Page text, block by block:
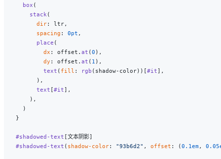
  box
(
    stack
(
      dir
: ltr,
      spacing
: 0pt ,
      place
(
        dx
: offset. at (0 ),
        dy
: offset. at ( 1 ),
        text
( fill : rgb (shadow-color))[#it],
      ),
      text
[#it],
    ),
  )
}
#shadowed-text [文本阴影]
#shadowed-text ( shadow-color: "93b6d2" , offset : (0.1em,